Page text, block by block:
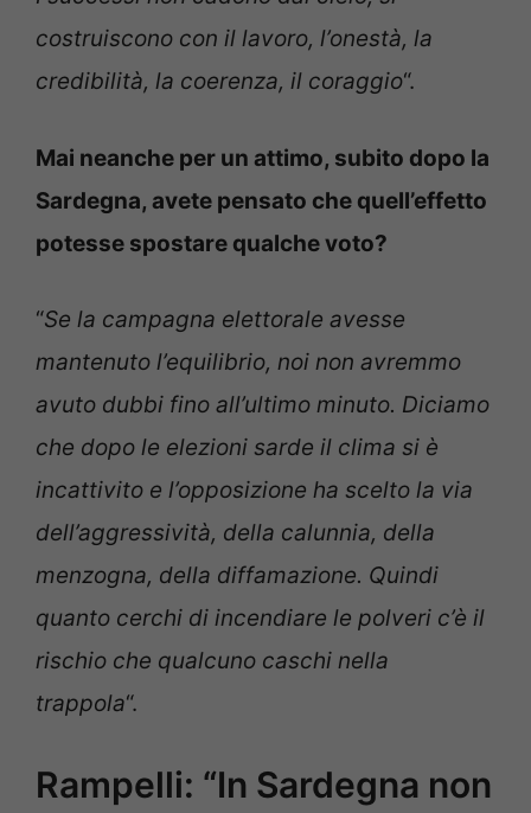
costruiscono con il lavoro, l’onestà, la
credibilità, la coerenza, il coraggio“.
Mai neanche per un attimo, subito dopo la
Sardegna, avete pensato che quell’effetto
potesse spostare qualche voto?
“Se la campagna elettorale avesse
mantenuto l’equilibrio, noi non avremmo
avuto dubbi fino all’ultimo minuto. Diciamo
che dopo le elezioni sarde il clima si è
incattivito e l’opposizione ha scelto la via
dell’aggressività, della calunnia, della
menzogna, della diffamazione. Quindi
quanto cerchi di incendiare le polveri c’è il
rischio che qualcuno caschi nella
trappola“.
Rampelli: “In Sardegna non